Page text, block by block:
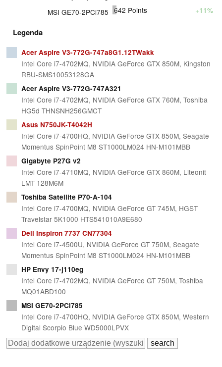
MSI GE70-2PCi785 642 Points +11%
Legenda
Acer Aspire V3-772G-747a8G1.12TWakk
Intel Core i7-4702MQ, NVIDIA GeForce GTX 850M, Kingston
RBU-SMS10053128GA
Acer Aspire V3-772G-747A321
Intel Core i7-4702MQ, NVIDIA GeForce GTX 760M, Toshiba
HG5d THNSNH256GMCT
Asus N750JK-T4042H
Intel Core i7-4700HQ, NVIDIA GeForce GTX 850M, Seagate
Momentus SpinPoint M8 ST1000LM024 HN-M101MBB
Gigabyte P27G v2
Intel Core i7-4710MQ, NVIDIA GeForce GTX 860M, Liteonit
LMT-128M6M
Toshiba Satellite P70-A-104
Intel Core i7-4700MQ, NVIDIA GeForce GT 745M, HGST
Travelstar 5K1000 HTS541010A9E680
Dell Inspiron 7737 CN77304
Intel Core i7-4500U, NVIDIA GeForce GT 750M, Seagate
Momentus SpinPoint M8 ST1000LM024 HN-M101MBB
HP Envy 17-j110eg
Intel Core i7-4702MQ, NVIDIA GeForce GT 750M, Toshiba
MQ01ABD100
MSI GE70-2PCi785
Intel Core i7-4700HQ, NVIDIA GeForce GTX 850M, Western
Digital Scorpio Blue WD5000LPVX